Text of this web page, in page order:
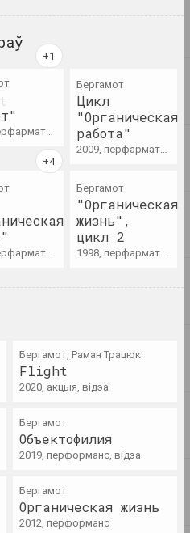
of Presence:
Protest
and Textile
Martynchik.
1
Martynchik.
2
3
Martynchik.
of events
Mag
- мастацтва толькі
Разбіраемся на
творчасці А.Р.Ч
серыя
Бергамот
Цикл
"Органическая
работа"
2009, перфарматыўная серыя, цыкл твораў
серыя, цыкл твораў
Бергамот
"Органическая
жизнь",
цикл 2
1998, перфарматыўная серыя, цыкл твораў
Бергамот, Раман Трацюк
Flight
2020, акцыя, відэа
Бергамот
Объектофилия
2019, перформанс, відэа
Бергамот
Органическая жизнь
2012, перформанс